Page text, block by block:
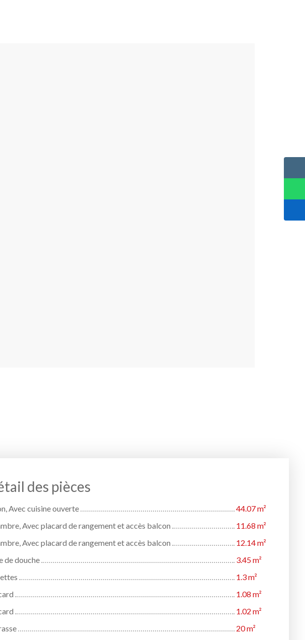
des pièces
Avec cuisine ouverte
44.07 m²
Avec placard de rangement et accès balcon
11.68 m²
Avec placard de rangement et accès balcon
12.14 m²
de douche
3.45 m²
1.3 m²
1.08 m²
1.02 m²
20 m²